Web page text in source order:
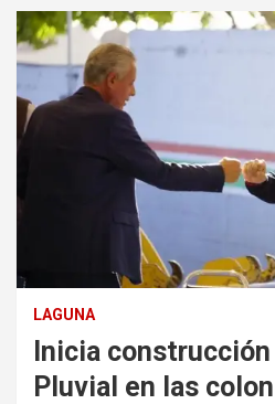
LAGUNA
Inicia
Pluvial en las